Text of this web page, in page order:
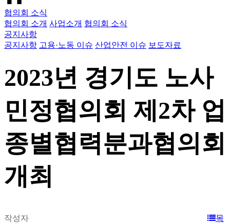
협의회 소식
협의회 소개 사업소개 협의회 소식
공지사항
공지사항 고용·노동 이슈 산업안전 이슈 보도자료
2023년 경기도 노사
민정협의회 제2차 업
종별협력분과협의회
개최
작성자
목